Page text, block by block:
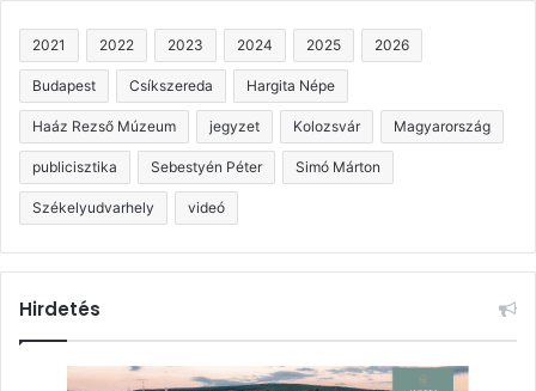
2021 2022 2023 2024 2025 2026
Budapest Csíkszereda Hargita Népe
Haáz Rezső Múzeum jegyzet Kolozsvár Magyarország
publicisztika Sebestyén Péter Simó Márton
Székelyudvarhely videó
Hirdetés